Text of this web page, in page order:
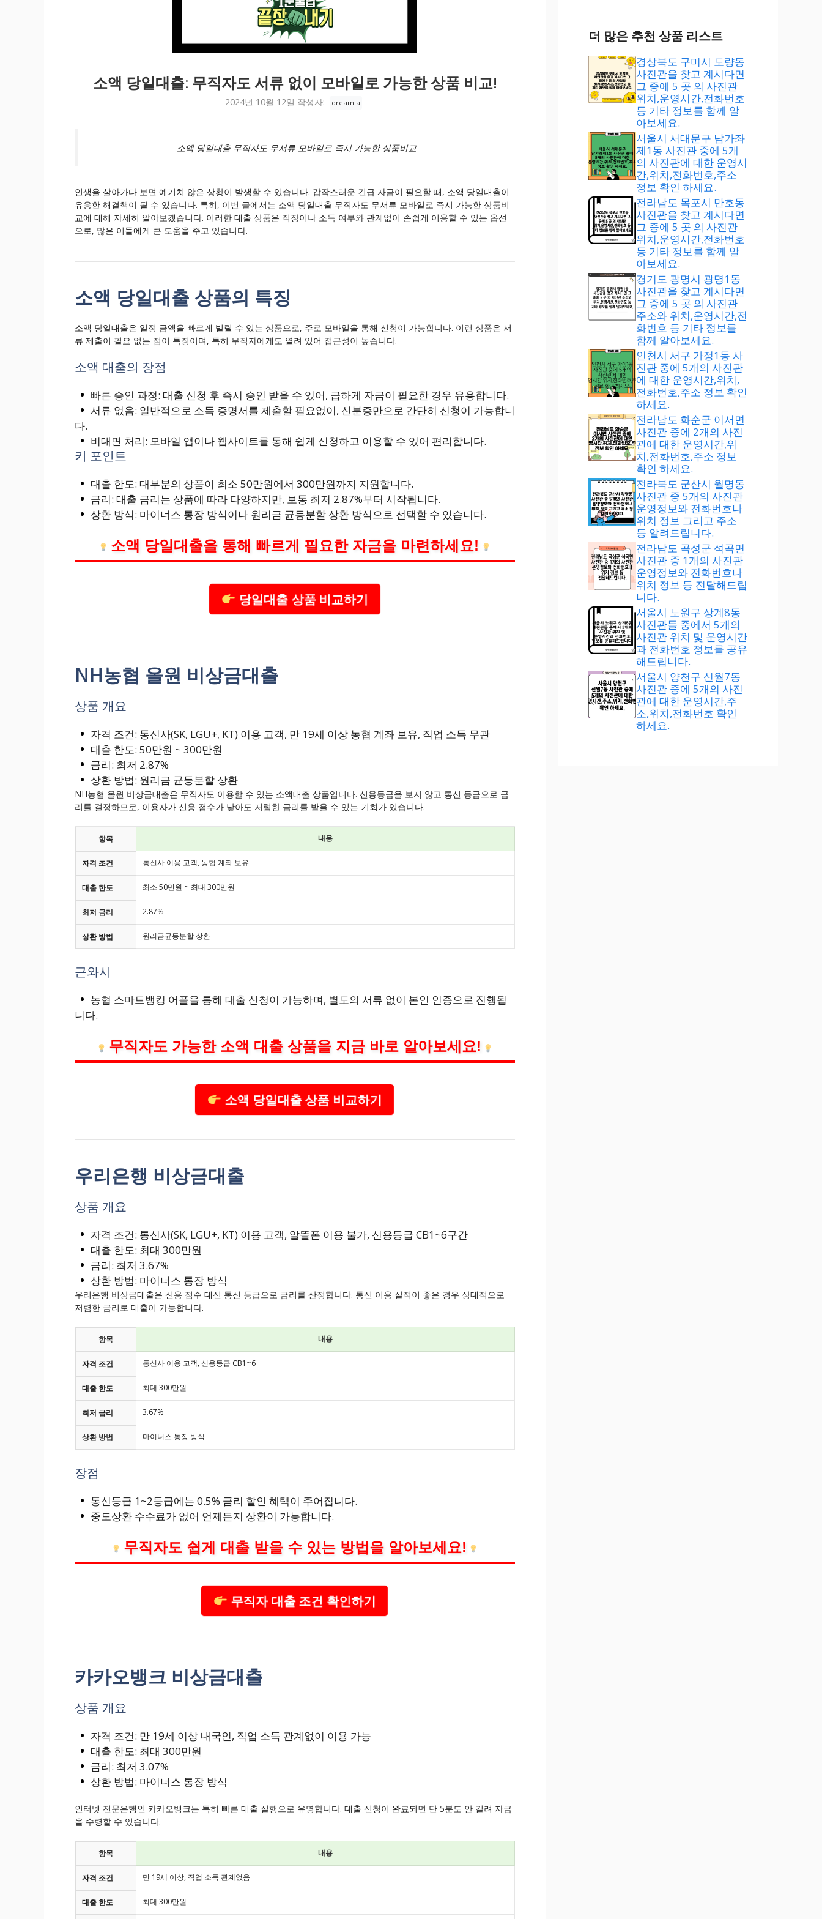
소액 당일대출: 무직자도 서류 없이 모바일로 가능한 상품 비교!
2024년 10월 12일 작성자: dreamla
소액 당일대출 무직자도 무서류 모바일로 즉시 가능한 상품비교
인생을 살아가다 보면 예기치 않은 상황이 발생할 수 있습니다. 갑작스러운 긴급 자금이 필요할 때, 소액 당일대출이
유용한 해결책이 될 수 있습니다. 특히, 이번 글에서는 소액 당일대출 무직자도 무서류 모바일로 즉시 가능한 상품비
교에 대해 자세히 알아보겠습니다. 이러한 대출 상품은 직장이나 소득 여부와 관계없이 손쉽게 이용할 수 있는 옵션
으로, 많은 이들에게 큰 도움을 주고 있습니다.
소액 당일대출 상품의 특징
소액 당일대출은 일정 금액을 빠르게 빌릴 수 있는 상품으로, 주로 모바일을 통해 신청이 가능합니다. 이런 상품은 서
류 제출이 필요 없는 점이 특징이며, 특히 무직자에게도 열려 있어 접근성이 높습니다.
소액 대출의 장점
빠른 승인 과정: 대출 신청 후 즉시 승인 받을 수 있어, 급하게 자금이 필요한 경우 유용합니다.
서류 없음: 일반적으로 소득 증명서를 제출할 필요없이, 신분증만으로 간단히 신청이 가능합니
다.
비대면 처리: 모바일 앱이나 웹사이트를 통해 쉽게 신청하고 이용할 수 있어 편리합니다.
키 포인트
대출 한도: 대부분의 상품이 최소 50만원에서 300만원까지 지원합니다.
금리: 대출 금리는 상품에 따라 다양하지만, 보통 최저 2.87%부터 시작됩니다.
상환 방식: 마이너스 통장 방식이나 원리금 균등분할 상환 방식으로 선택할 수 있습니다.
소액 당일대출을 통해 빠르게 필요한 자금을 마련하세요!
당일대출 상품 비교하기
NH농협 올원 비상금대출
상품 개요
자격 조건: 통신사(SK, LGU+, KT) 이용 고객, 만 19세 이상 농협 계좌 보유, 직업 소득 무관
대출 한도: 50만원 ~ 300만원
금리: 최저 2.87%
상환 방법: 원리금 균등분할 상환
NH농협 올원 비상금대출은 무직자도 이용할 수 있는 소액대출 상품입니다. 신용등급을 보지 않고 통신 등급으로 금
리를 결정하므로, 이용자가 신용 점수가 낮아도 저렴한 금리를 받을 수 있는 기회가 있습니다.
항목 내용
자격 조건 통신사 이용 고객, 농협 계좌 보유
대출 한도 최소 50만원 ~ 최대 300만원
최저 금리 2.87%
상환 방법 원리금균등분할 상환
근와시
농협 스마트뱅킹 어플을 통해 대출 신청이 가능하며, 별도의 서류 없이 본인 인증으로 진행됩
니다.
무직자도 가능한 소액 대출 상품을 지금 바로 알아보세요!
소액 당일대출 상품 비교하기
우리은행 비상금대출
상품 개요
자격 조건: 통신사(SK, LGU+, KT) 이용 고객, 알뜰폰 이용 불가, 신용등급 CB1~6구간
대출 한도: 최대 300만원
금리: 최저 3.67%
상환 방법: 마이너스 통장 방식
우리은행 비상금대출은 신용 점수 대신 통신 등급으로 금리를 산정합니다. 통신 이용 실적이 좋은 경우 상대적으로
저렴한 금리로 대출이 가능합니다.
항목 내용
자격 조건 통신사 이용 고객, 신용등급 CB1~6
대출 한도 최대 300만원
최저 금리 3.67%
상환 방법 마이너스 통장 방식
장점
통신등급 1~2등급에는 0.5% 금리 할인 혜택이 주어집니다.
중도상환 수수료가 없어 언제든지 상환이 가능합니다.
무직자도 쉽게 대출 받을 수 있는 방법을 알아보세요!
무직자 대출 조건 확인하기
카카오뱅크 비상금대출
상품 개요
자격 조건: 만 19세 이상 내국인, 직업 소득 관계없이 이용 가능
대출 한도: 최대 300만원
금리: 최저 3.07%
상환 방법: 마이너스 통장 방식
인터넷 전문은행인 카카오뱅크는 특히 빠른 대출 실행으로 유명합니다. 대출 신청이 완료되면 단 5분도 안 걸려 자금
을 수령할 수 있습니다.
항목 내용
자격 조건 만 19세 이상, 직업 소득 관계없음
대출 한도 최대 300만원
더 많은 추천 상품 리스트
경상북도 구미시 도량동
사진관을 찾고 계시다면
그 중에 5 곳 의 사진관
위치,운영시간,전화번호
등 기타 정보를 함께 알
아보세요.
서울시 서대문구 남가좌
제1동 사진관 중에 5개
의 사진관에 대한 운영시
간,위치,전화번호,주소
정보 확인 하세요.
전라남도 목포시 만호동
사진관을 찾고 계시다면
그 중에 5 곳 의 사진관
위치,운영시간,전화번호
등 기타 정보를 함께 알
아보세요.
경기도 광명시 광명1동
사진관을 찾고 계시다면
그 중에 5 곳 의 사진관
주소와 위치,운영시간,전
화번호 등 기타 정보를
함께 알아보세요.
인천시 서구 가정1동 사
진관 중에 5개의 사진관
에 대한 운영시간,위치,
전화번호,주소 정보 확인
하세요.
전라남도 화순군 이서면
사진관 중에 2개의 사진
관에 대한 운영시간,위
치,전화번호,주소 정보
확인 하세요.
전라북도 군산시 월명동
사진관 중 5개의 사진관
운영정보와 전화번호나
위치 정보 그리고 주소
등 알려드립니다.
전라남도 곡성군 석곡면
사진관 중 1개의 사진관
운영정보와 전화번호나
위치 정보 등 전달해드립
니다.
서울시 노원구 상계8동
사진관들 중에서 5개의
사진관 위치 및 운영시간
과 전화번호 정보를 공유
해드립니다.
서울시 양천구 신월7동
사진관 중에 5개의 사진
관에 대한 운영시간,주
소,위치,전화번호 확인
하세요.